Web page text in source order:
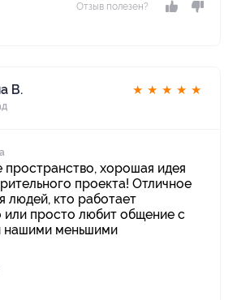
Отзыв полезен?
В. ★ ★ ★ ★ ★
пространство, хорошая идея
проекта! Отличное
людей, кто работает
или просто любит общение с
нашими меньшими